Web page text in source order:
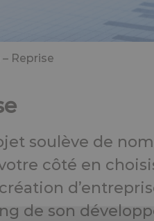
Reprise
soulève de
côté en
de son